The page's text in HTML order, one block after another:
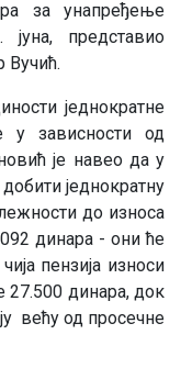
за унапређење
представио
Вучић.
једнократне
у зависности од
је навео да у
једнократну
до износа
динара - они ће
пензија износи
27.500 динара, док
већу од просечне